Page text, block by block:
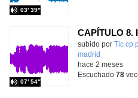
03′ 39″
CAPÍTULO 8.
Contenido
subido por Tic cp
madrid
07′ 54″
hace 2 meses
Escuchado 78